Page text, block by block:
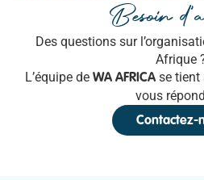
Besoin
Des questions sur
Afrique
L’équipe de WA AFRICAse tient
vous
Contactez-